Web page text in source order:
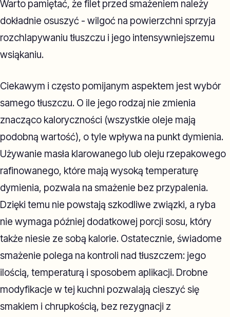
Warto pamiętać, że filet przed smażeniem należy
dokładnie osuszyć - wilgoć na powierzchni sprzyja
rozchlapywaniu tłuszczu i jego intensywniejszemu
wsiąkaniu.
Ciekawym i często pomijanym aspektem jest wybór
samego tłuszczu. O ile jego rodzaj nie zmienia
znacząco kaloryczności (wszystkie oleje mają
podobną wartość), o tyle wpływa na punkt dymienia.
Używanie masła klarowanego lub oleju rzepakowego
rafinowanego, które mają wysoką temperaturę
dymienia, pozwala na smażenie bez przypalenia.
Dzięki temu nie powstają szkodliwe związki, a ryba
nie wymaga później dodatkowej porcji sosu, który
także niesie ze sobą kalorie. Ostatecznie, świadome
smażenie polega na kontroli nad tłuszczem: jego
ilością, temperaturą i sposobem aplikacji. Drobne
modyfikacje w tej kuchni pozwalają cieszyć się
smakiem i chrupkością, bez rezygnacji z